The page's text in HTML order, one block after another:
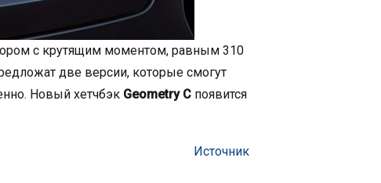
с крутящим моментом, равным 310
две версии, которые смогут
Новый хетчбэк Geometry C появится
Источник